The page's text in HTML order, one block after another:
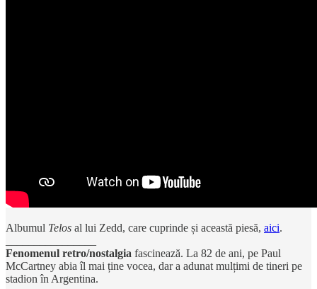
Albumul Telos al lui Zedd, care cuprinde și această piesă, aici.
Fenomenul retro/nostalgia fascinează. La 82 de ani, pe Paul
McCartney abia îl mai ține vocea, dar a adunat mulțimi de tineri pe
stadion în Argentina.